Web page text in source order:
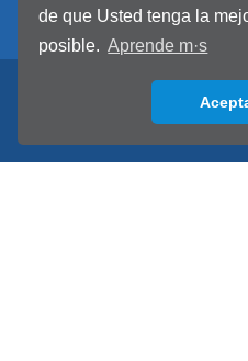
de que Usted tenga la
posible. Aprende m·s
Back